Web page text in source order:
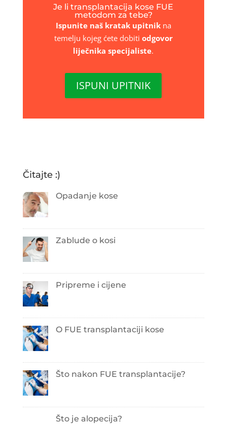
Je li transplantacija kose FUE
metodom za tebe?
Ispunite naš kratak upitnik na
temelju kojeg ćete dobiti odgovor
liječnika specijaliste.
ISPUNI UPITNIK
Čitajte :)
Opadanje kose
Zablude o kosi
Pripreme i cijene
O FUE transplantaciji kose
Što nakon FUE transplantacije?
Što je alopecija?